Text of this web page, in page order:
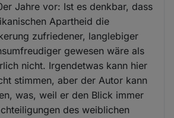
Jahre vor: Ist es denkbar, dass
Apartheid die
zufriedener, langlebiger
gewesen wäre als
nicht. Irgendetwas kann hier
stimmen, aber der Autor kann
was, weil er den Blick immer
des weiblichen